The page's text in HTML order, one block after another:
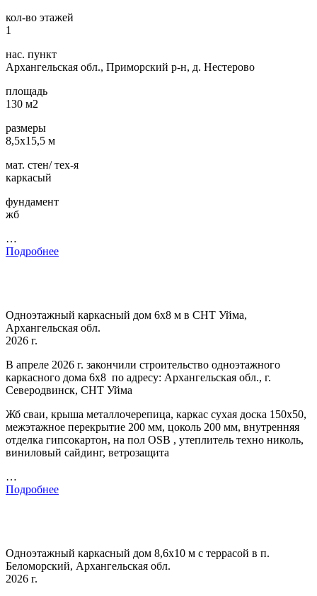
кол-во этажей
1
нас. пункт
Архангельская обл., Приморский р-н, д. Нестерово
площадь
130 м2
размеры
8,5х15,5 м
мат. стен/ тех-я
каркасый
фундамент
жб
…
Подробнее
Одноэтажный каркасный дом 6х8 м в СНТ Уйма,
Архангельская обл.
2026 г.
В апреле 2026 г. закончили строительство одноэтажного
каркасного дома 6х8 по адресу: Архангельская обл., г.
Северодвинск, СНТ Уйма
Жб сваи, крыша металлочерепица, каркас сухая доска 150х50,
межэтажное перекрытие 200 мм, цоколь 200 мм, внутренняя
отделка гипсокартон, на пол OSB , утеплитель техно николь,
виниловый сайдинг, ветрозащита
…
Подробнее
Одноэтажный каркасный дом 8,6х10 м с террасой в п.
Беломорский, Архангельская обл.
2026 г.